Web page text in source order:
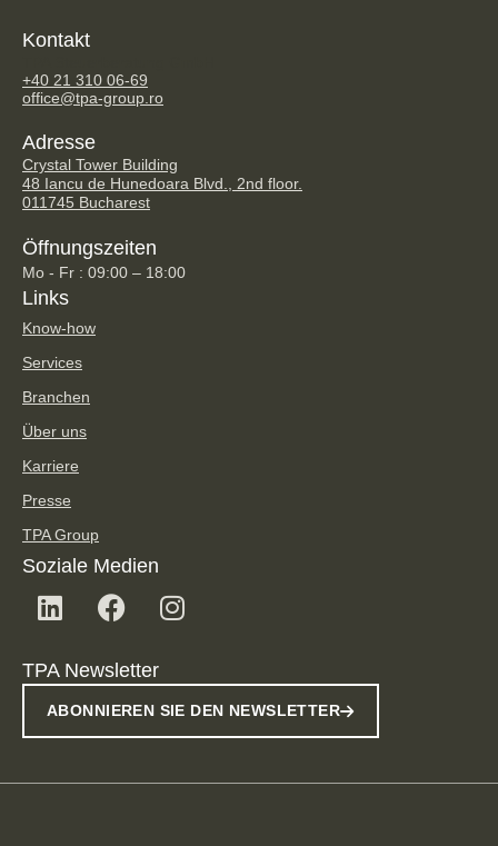
Kontakt
+40 21 310 06-69
office@tpa-group.ro
Adresse
Crystal Tower Building
48 Iancu de Hunedoara Blvd., 2nd floor.
011745 Bucharest
Öffnungszeiten
Mo - Fr : 09:00 – 18:00
Links
Know-how
Services
Branchen
Über uns
Karriere
Presse
TPA Group
Soziale Medien
TPA Newsletter
ABONNIEREN SIE DEN NEWSLETTER